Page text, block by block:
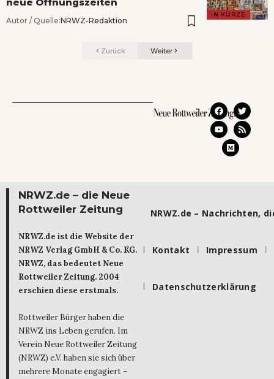
IN KÜRZE
Autor / Quelle:NRWZ-Redaktion
Zurück Weiter
NRWZ.de – die Neue
Rottweiler Zeitung
NRWZ.de ist die Website der
NRWZ Verlag GmbH & Co. KG.
NRWZ, das bedeutet Neue
Rottweiler Zeitung. 2004
erschien diese erstmals.
Rottweiler Bürger haben die
NRWZ ins Leben gerufen. Im
Verein Neue Rottweiler Zeitung
(NRWZ) e.V. haben sie sich über
mehrere Monate engagiert –
NRWZ.de – Nachrichten,
Kontakt Impressum
Datenschutzerklärung